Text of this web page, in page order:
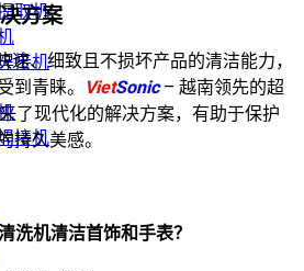
取机
接机
接机
方案
速、细致且不损坏产品的清洁能力，
到青睐。
VietSonic– 越南领先的超
了现代化的解决方案，有助于保护
持久美感。
洗机清洁首饰和手表？